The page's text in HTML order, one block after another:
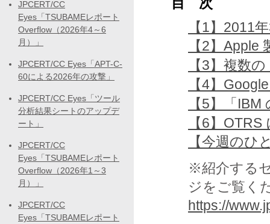
【1】2011
【2】Apple
【3】複数
【4】
【5】「
【6】
【今週のひ
※紹介する
ジをご覧く
https://
JPCERT/CC
Eyes「TSUBAMEレポート
Overflow（2026年4～6
月）」
JPCERT/CC Eyes「APT-C-
60による2026年の攻撃」
JPCERT/CC Eyes「ツール
分析結果シートのアップデ
ート」
JPCERT/CC
Eyes「TSUBAMEレポート
Overflow（2026年1～3
月）」
JPCERT/CC
Eyes「TSUBAMEレポート